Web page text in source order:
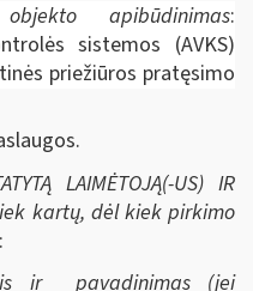
apibūdinimas:
sistemos (AVKS)
priežiūros pratęsimo
LAIMĖTOJĄ(-US) IR
tiek kartų, dėl kiek pirkimo
:
ir pavadinimas (jei